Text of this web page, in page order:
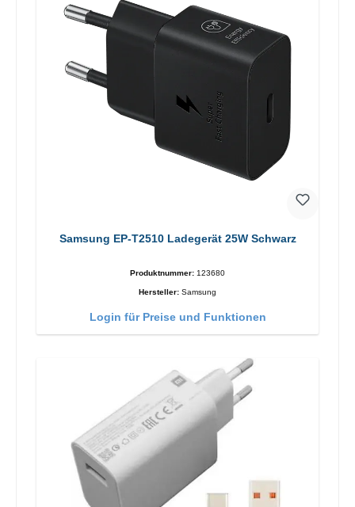
Samsung EP-T2510 Ladegerät 25W Schwarz
Produktnummer: 123680
Hersteller: Samsung
Login für Preise und Funktionen